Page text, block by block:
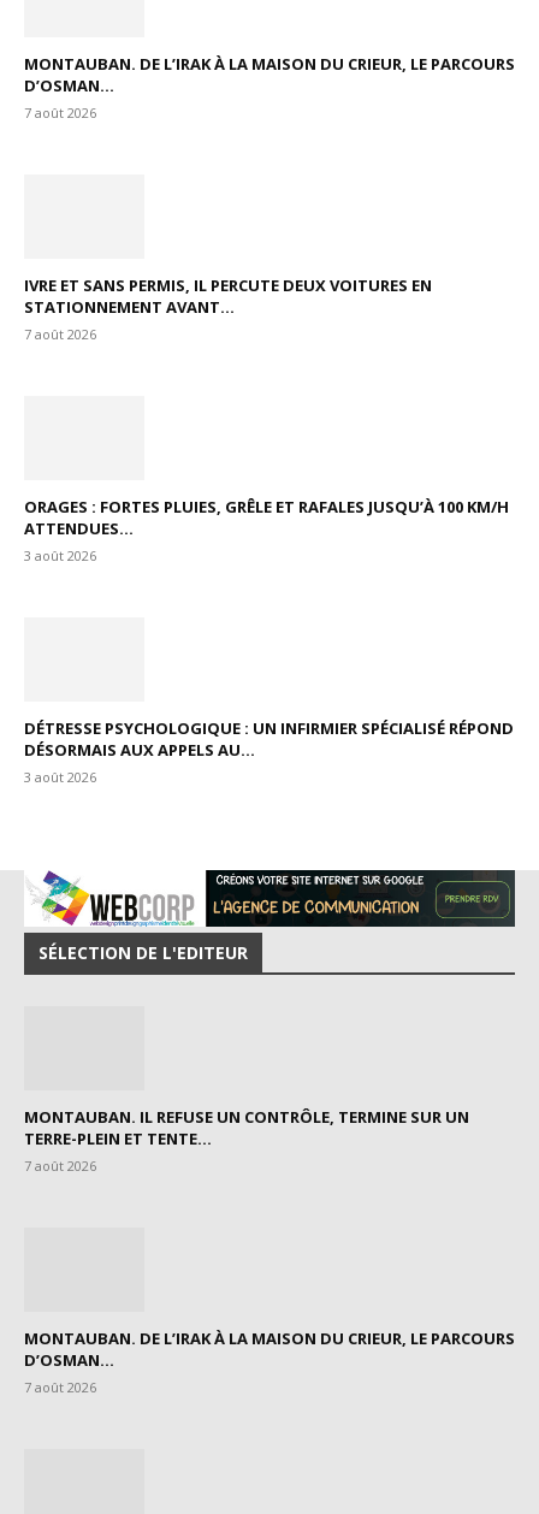
MONTAUBAN. DE L’IRAK À LA MAISON DU CRIEUR, LE PARCOURS
D’OSMAN...
7 août 2026
IVRE ET SANS PERMIS, IL PERCUTE DEUX VOITURES EN
STATIONNEMENT AVANT...
7 août 2026
ORAGES : FORTES PLUIES, GRÊLE ET RAFALES JUSQU’À 100 KM/H
ATTENDUES...
3 août 2026
DÉTRESSE PSYCHOLOGIQUE : UN INFIRMIER SPÉCIALISÉ RÉPOND
DÉSORMAIS AUX APPELS AU...
3 août 2026
SÉLECTION DE L'EDITEUR
MONTAUBAN. IL REFUSE UN CONTRÔLE, TERMINE SUR UN
TERRE-PLEIN ET TENTE...
7 août 2026
MONTAUBAN. DE L’IRAK À LA MAISON DU CRIEUR, LE PARCOURS
D’OSMAN...
7 août 2026